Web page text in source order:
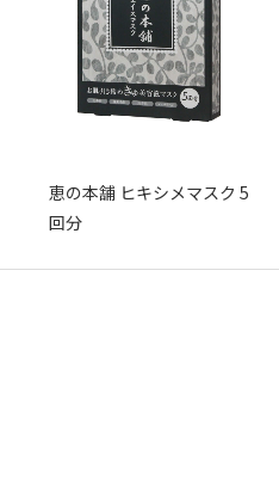
恵の本舗 ヒキシメマスク 5
回分